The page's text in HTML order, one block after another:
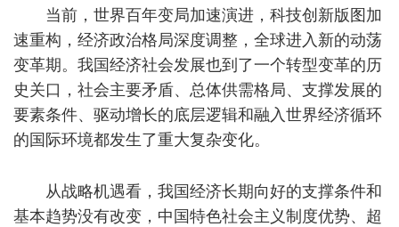
当前，世界百年变局加速演进，科技创新版图加
速重构，经济政治格局深度调整，全球进入新的动荡
变革期。我国经济社会发展也到了一个转型变革的历
史关口，社会主要矛盾、总体供需格局、支撑发展的
要素条件、驱动增长的底层逻辑和融入世界经济循环
的国际环境都发生了重大复杂变化。
从战略机遇看，我国经济长期向好的支撑条件和
基本趋势没有改变，中国特色社会主义制度优势、超